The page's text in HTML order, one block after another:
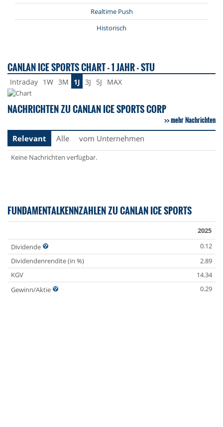
Realtime Push
Historisch
CANLAN ICE SPORTS CHART - 1 JAHR - STU
Intraday 1W 3M 1J 3J 5J MAX
NACHRICHTEN ZU CANLAN ICE SPORTS CORP
mehr Nachrichten
Relevant
Alle vom Unternehmen
Keine Nachrichten verfügbar.
FUNDAMENTALKENNZAHLEN ZU CANLAN ICE SPORTS
2025
Dividende
0.12
Dividendenrendite (in %)
2.89
KGV
14.34
Gewinn/Aktie
0.29